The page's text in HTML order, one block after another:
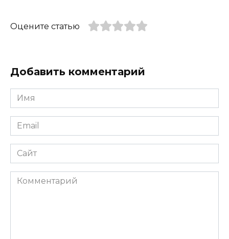
Оцените статью
Добавить комментарий
Имя
*
Email
*
Сайт
Комментарий